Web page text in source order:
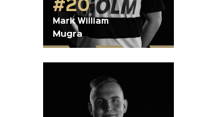
#20
Mark William
Mugra